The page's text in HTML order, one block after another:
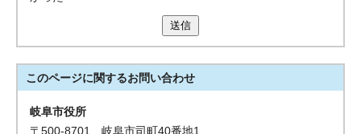
送信
このページに関するお問い合わせ
岐阜市役所
〒500-8701 岐阜市司町40番地1